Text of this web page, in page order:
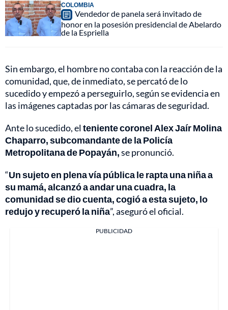
COLOMBIA
Vendedor de panela será invitado de
honor en la posesión presidencial de Abelardo
de la Espriella
Sin embargo, el hombre no contaba con la reacción de la
comunidad, que, de inmediato, se percató de lo
sucedido y empezó a perseguirlo, según se evidencia en
las imágenes captadas por las cámaras de seguridad.
Ante lo sucedido, elteniente coronel Alex Jaír Molina
Chaparro, subcomandante de la Policía
Metropolitana de Popayán,se pronunció.
“Un sujeto en plena vía pública le rapta una niña a
su mamá, alcanzó a andar una cuadra, la
comunidad se dio cuenta, cogió a esta sujeto, lo
redujo y recuperó la niña”, aseguró el oficial.
PUBLICIDAD